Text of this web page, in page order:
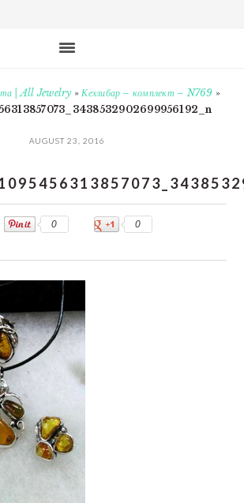
| All Jewelry »Кехлибар – комплект – N769 »
AUGUST 23, 2016
0
0